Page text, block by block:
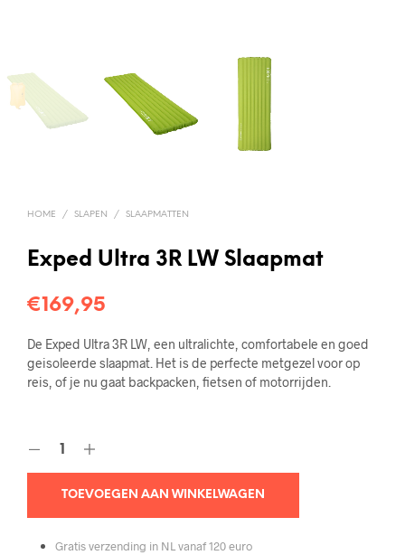
HOME / SLAPEN / SLAAPMATTEN
Exped Ultra 3R LW Slaapmat
€169,95
De Exped Ultra 3R LW, een ultralichte, comfortabele en goed
geisoleerde slaapmat. Het is de perfecte metgezel voor op
reis, of je nu gaat backpacken, fietsen of motorrijden.
TOEVOEGEN AAN WINKELWAGEN
Gratis verzending in NL vanaf 120 euro